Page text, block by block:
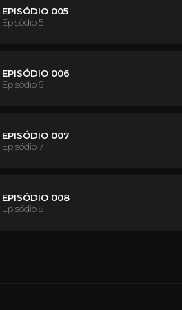
EPISÓDIO 005
Episódio 5
EPISÓDIO 006
Episódio 6
EPISÓDIO 007
Episódio 7
EPISÓDIO 008
Episódio 8